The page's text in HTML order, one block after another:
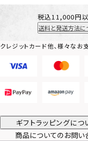
税込11,000円
送料と発送方法に
クレジットカード他、様々な
ギフトラッピングにつ
商品についてのお問い